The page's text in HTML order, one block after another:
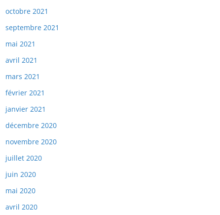
octobre 2021
septembre 2021
mai 2021
avril 2021
mars 2021
février 2021
janvier 2021
décembre 2020
novembre 2020
juillet 2020
juin 2020
mai 2020
avril 2020